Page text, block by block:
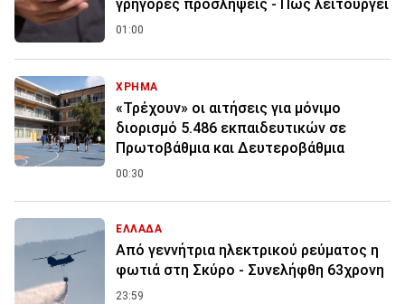
γρήγορες προσλήψεις - Πώς λειτουργεί
01:00
ΧΡΗΜΑ
«Τρέχουν» οι αιτήσεις για μόνιμο
διορισμό 5.486 εκπαιδευτικών σε
Πρωτοβάθμια και Δευτεροβάθμια
00:30
ΕΛΛΑΔΑ
Από γεννήτρια ηλεκτρικού ρεύματος η
φωτιά στη Σκύρο - Συνελήφθη 63χρονη
23:59